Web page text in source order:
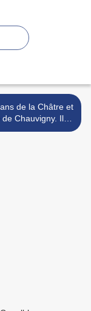
de la Châtre et
de Chauvigny. Il
les archives